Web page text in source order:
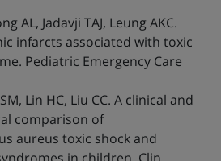
AL, Jadavji TAJ, Leung AKC.
infarcts associated with toxic
Pediatric Emergency Care
Lin HC, Liu CC. A clinical and
comparison of
aureus toxic shock and